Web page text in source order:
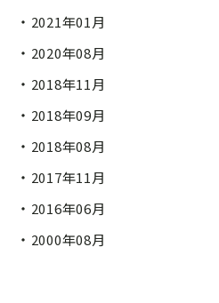
2021年01月
2020年08月
2018年11月
2018年09月
2018年08月
2017年11月
2016年06月
2000年08月